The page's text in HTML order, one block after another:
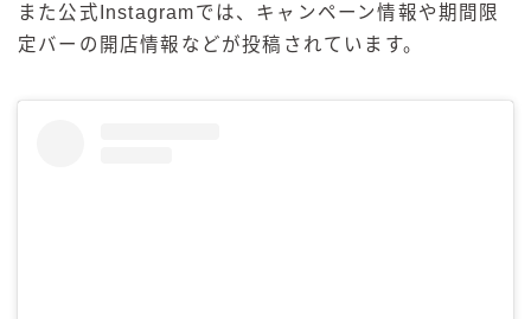
また公式Instagramでは、キャンペーン情報や期間限
定バーの開店情報などが投稿されています。